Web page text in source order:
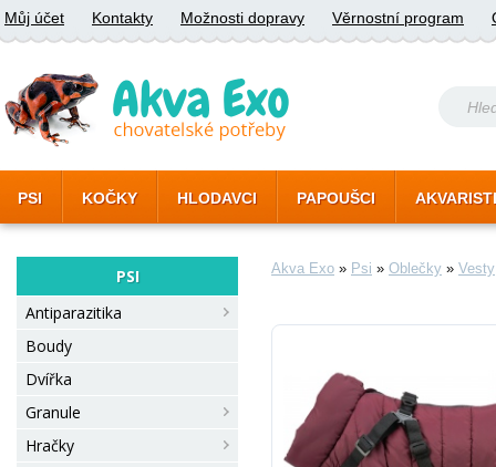
Můj účet Kontakty Možnosti dopravy Věrnostní program
PSI KOČKY HLODAVCI PAPOUŠCI
PSI
Antiparazitika
Boudy
Dvířka
Granule
Hračky
Akva Exo » Psi » Oblečky » Vesty